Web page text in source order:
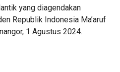
yang diagendakan
Republik Indonesia Ma’aruf
1 Agustus 2024.